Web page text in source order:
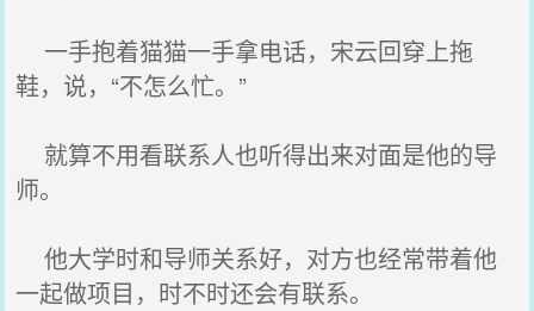
一手抱着猫猫一手拿电话，宋云回穿上拖
鞋，说，“不怎么忙。”
就算不用看联系人也听得出来对面是他的导
师。
他大学时和导师关系好，对方也经常带着他
一起做项目，时不时还会有联系。